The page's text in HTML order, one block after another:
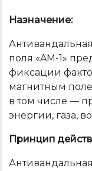
Назначение:
поля «AM-1»
фиксации
магнитным
в том числе —
энергии, газа,
Принцип